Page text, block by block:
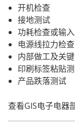
开机检查
接地测试
功耗检查或输
电源线拉力检查
内部做工及关
印刷标签粘贴
产品跌落测试
查看GIS电子电器